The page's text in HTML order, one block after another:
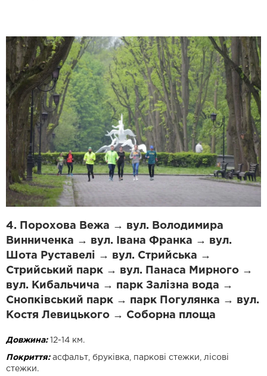
4. Порохова Вежа → вул. Володимира
Винниченка → вул. Івана Франка → вул.
Шота Руставелі → вул. Стрийська →
Стрийський парк → вул. Панаса Мирного →
вул. Кибальчича → парк Залізна вода →
Снопківський парк → парк Погулянка → вул.
Костя Левицького → Соборна площа
Довжина:12-14 км.
Покриття:асфальт, бруківка, паркові стежки, лісові
стежки.